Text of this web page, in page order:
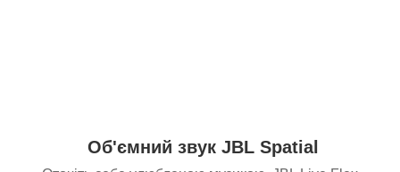
Об'ємний звук JBL Spatial